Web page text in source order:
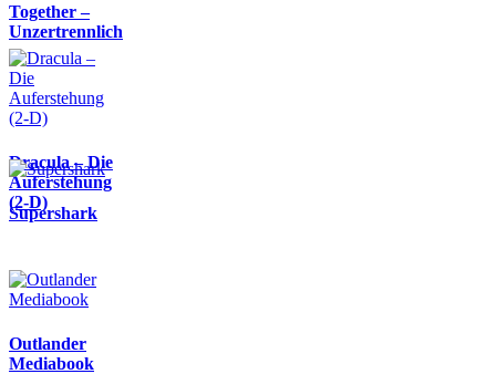
Together –
Unzertrennlich
Dracula – Die
Auferstehung
(2-D)
Supershark
Outlander
Mediabook